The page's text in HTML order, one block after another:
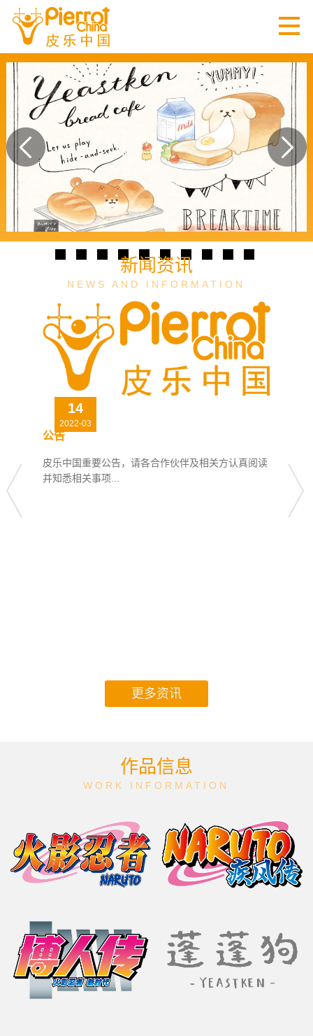
新闻资讯
NEWS AND INFORMATION
14
2022-03
公告
皮乐中国重要公告，请各合作伙伴及相关方认真阅读
并知悉相关事项...
更多资讯
作品信息
WORK INFORMATION